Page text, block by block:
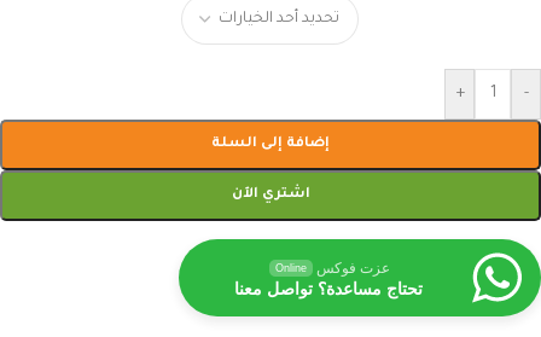
-
+
إضافة إلى السلة
اشتري الآن
عزت فوكس Online
تحتاج مساعدة؟ تواصل معنا